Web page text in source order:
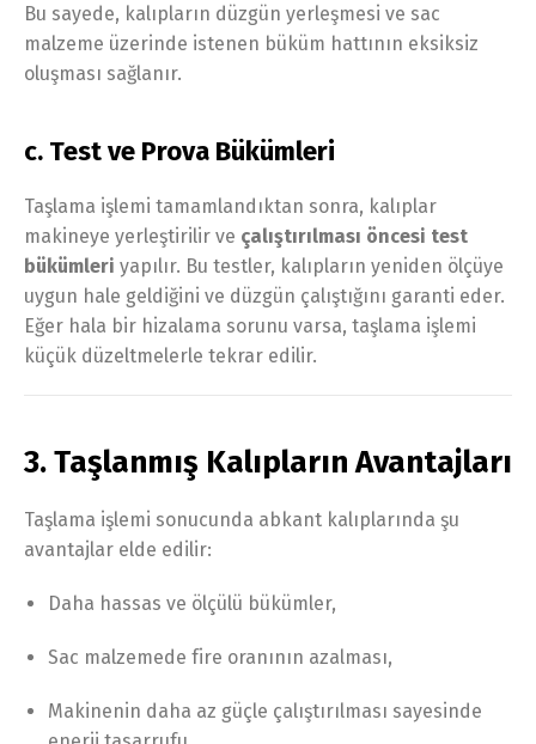
Bu sayede, kalıpların düzgün yerleşmesi ve sac
malzeme üzerinde istenen büküm hattının eksiksiz
oluşması sağlanır.
c. Test ve Prova Bükümleri
Taşlama işlemi tamamlandıktan sonra, kalıplar
makineye yerleştirilir ve çalıştırılması öncesi test
bükümleri yapılır. Bu testler, kalıpların yeniden ölçüye
uygun hale geldiğini ve düzgün çalıştığını garanti eder.
Eğer hala bir hizalama sorunu varsa, taşlama işlemi
küçük düzeltmelerle tekrar edilir.
3. Taşlanmış Kalıpların Avantajları
Taşlama işlemi sonucunda abkant kalıplarında şu
avantajlar elde edilir:
Daha hassas ve ölçülü bükümler,
Sac malzemede fire oranının azalması,
Makinenin daha az güçle çalıştırılması sayesinde